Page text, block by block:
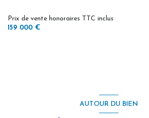
Prix de vente honoraires TTC inclus
159 000 €
AUTOUR DU BIEN